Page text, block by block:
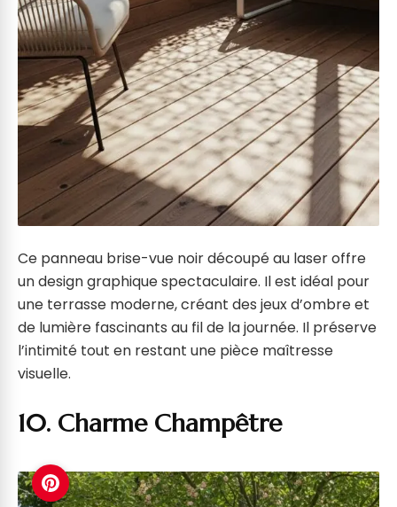
Ce panneau brise-vue noir découpé au laser offre
un design graphique spectaculaire. Il est idéal pour
une terrasse moderne, créant des jeux d’ombre et
de lumière fascinants au fil de la journée. Il préserve
l’intimité tout en restant une pièce maîtresse
visuelle.
10. Charme Champêtre